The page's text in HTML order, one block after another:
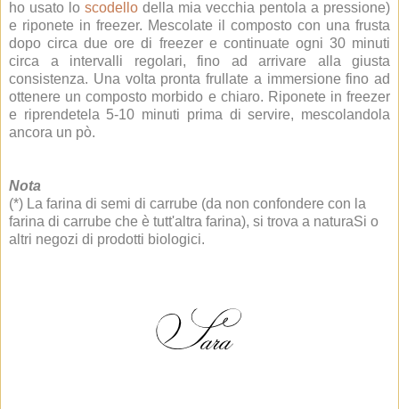
ho usato lo scodello della mia vecchia pentola a pressione)
e riponete in freezer. Mescolate il composto con una frusta
dopo circa due ore di freezer e continuate ogni 30 minuti
circa a intervalli regolari, fino ad arrivare alla giusta
consistenza. Una volta pronta frullate a immersione fino ad
ottenere un composto morbido e chiaro. Riponete in freezer
e riprendetela 5-10 minuti prima di servire, mescolandola
ancora un pò.
Nota
(*) La farina di semi di carrube (da non confondere con la
farina di carrube che è tutt'altra farina), si trova a naturaSi o
altri negozi di prodotti biologici.